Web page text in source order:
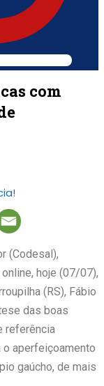
com
(Codesal),
hoje (07/07),
(RS), Fábio
das boas
referência
o aperfeiçoamento
gaúcho, de mais